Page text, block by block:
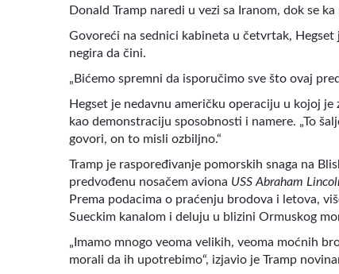
Donald Tramp naredi u vezi sa Iranom, dok se
Govoreći na sednici kabineta u četvrtak,
negira da čini.
„Bićemo spremni da isporučimo sve što ovaj
Hegset je nedavnu američku operaciju u kojoj
kao demonstraciju sposobnosti i namere. „To
govori, on to misli ozbiljno.“
Tramp je raspoređivanje pomorskih snaga na
predvođenu nosačem aviona USS Abraham
Prema podacima o praćenju brodova i letova,
Sueckim kanalom i deluju u blizini Ormuskog
„Imamo mnogo veoma velikih, veoma moćnih
morali da ih upotrebimo“, izjavio je Tramp